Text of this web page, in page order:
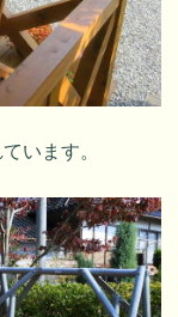
います。